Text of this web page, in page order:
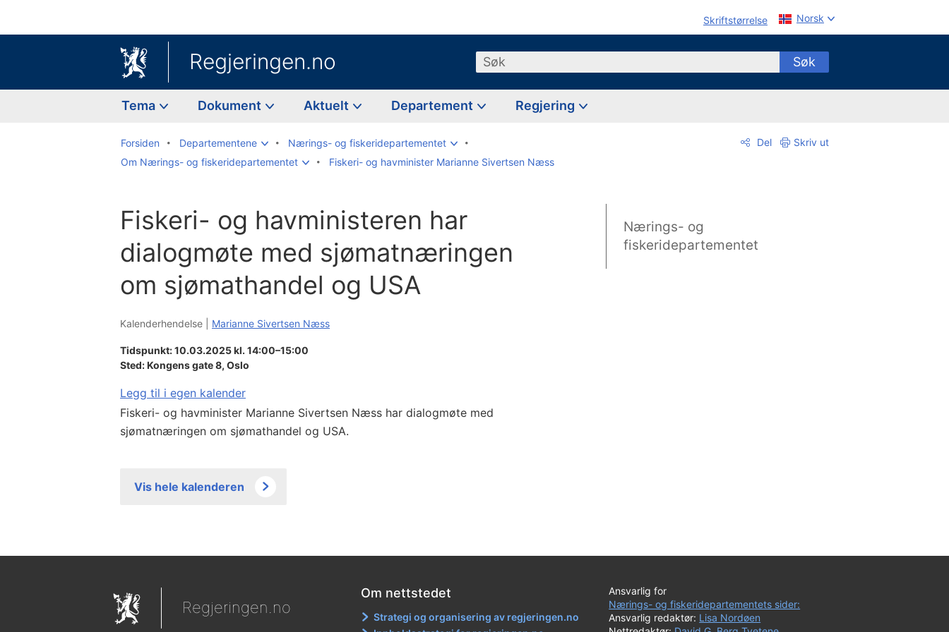
Skriftstørrelse Norsk
Regjeringen.no Søk Søk
Tema Dokument Aktuelt Departement Regjering
Forsiden Departementene
Nærings- og fiskeridepartementet
Om Nærings- og fiskeridepartementet
Fiskeri- og havminister Marianne Sivertsen Næss
Del Skriv ut
Fiskeri- og havministeren har
dialogmøte med sjømatnæringen
om sjømathandel og USA
Kalenderhendelse | Marianne Sivertsen Næss
Tidspunkt: 10.03.2025 kl. 14:00–15:00
Sted:Kongens gate 8, Oslo
Legg til i egen kalender
Fiskeri- og havminister Marianne Sivertsen Næss har dialogmøte med
sjømatnæringen om sjømathandel og USA.
Vis hele kalenderen
Nærings- og
fiskeridepartementet
Regjeringen.no
Om nettstedet
Strategi og organisering av regjeringen.no
Ansvarlig for
Nærings- og fiskeridepartementets sider:
Ansvarlig redaktør: Lisa Nordøen